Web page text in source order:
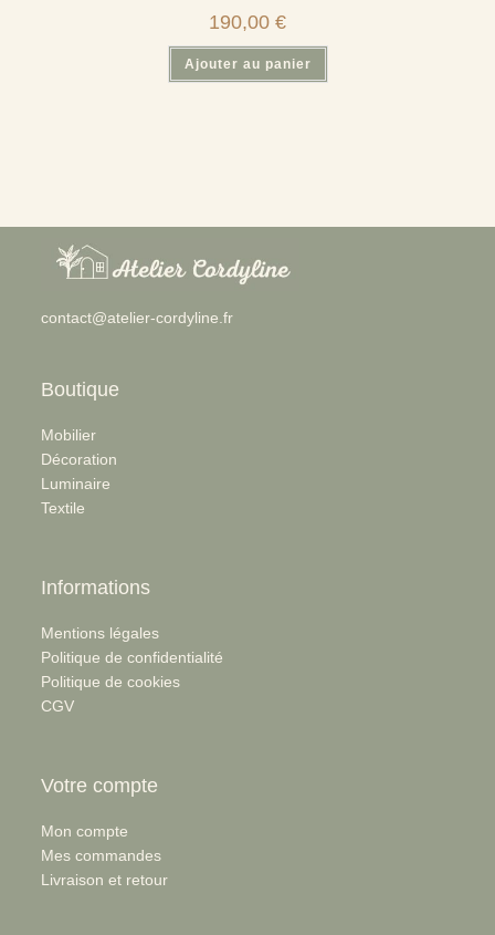
190,00 €
Ajouter au panier
contact@atelier-cordyline.fr:
Boutique
Mobilier
Décoration
Luminaire
Textile
Informations
Mentions légales
Politique de confidentialité
Politique de cookies
CGV
Votre compte
Mon compte
Mes commandes
Livraison et retour